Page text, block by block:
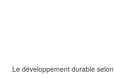
Le développement durable